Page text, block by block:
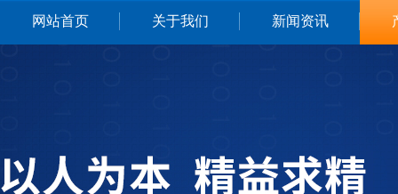
网站首页 关于我们 新闻资讯